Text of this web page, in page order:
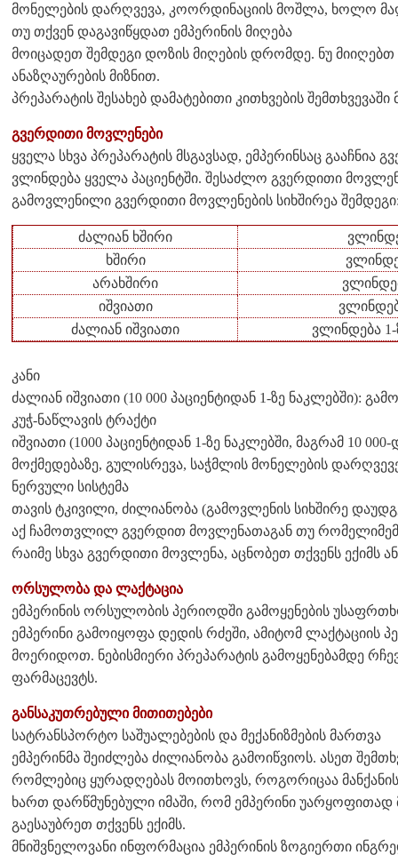
მონელების დარღვევა, კოორდინაციის მოშლა, ხოლო
თუ თქვენ დაგავიწყდათ ემპერინის მიღება
მოიცადეთ შემდეგი დოზის მიღების დრომდე. ნუ
ანაზღაურების მიზნით.
პრეპარატის შესახებ დამატებითი კითხვების
გვერდითი მოვლენები
ყველა სხვა პრეპარატის მსგავსად, ემპერინსაც გააჩნია
ვლინდება ყველა პაციენტში. შესაძლო გვერდითი
გამოვლენილი გვერდითი მოვლენების სიხშირეა
ძალიან ხშირი
ხშირი
არახშირი
იშვიათი
ძალიან იშვიათი
ვლინდება 1-
კანი
ძალიან იშვიათი (10 000 პაციენტიდან 1-ზე ნაკლებში):
კუჭ-ნაწლავის ტრაქტი
იშვიათი (1000 პაციენტიდან 1-ზე ნაკლებში, მაგრამ 10
მოქმედებაზე, გულისრევა, საჭმლის მონელების
ნერვული სისტემა
თავის ტკივილი, ძილიანობა (გამოვლენის სიხშირე
აქ ჩამოთვლილ გვერდით მოვლენათაგან თუ რომელიმემ
რაიმე სხვა გვერდითი მოვლენა, აცნობეთ თქვენს ექიმს
ორსულობა და ლაქტაცია
ემპერინის ორსულობის პერიოდში გამოყენების
ემპერინი გამოიყოფა დედის რძეში, ამიტომ ლაქტაციის
მოერიდოთ. ნებისმიერი პრეპარატის გამოყენებამდე
ფარმაცევტს.
განსაკუთრებული მითითებები
სატრანსპორტო საშუალებების და მექანიზმების მართვა
ემპერინმა შეიძლება ძილიანობა გამოიწვიოს. ასეთ
რომლებიც ყურადღებას მოითხოვს, როგორიცაა
ხართ დარწმუნებული იმაში, რომ ემპერინი უარყოფითად
გაესაუბრეთ თქვენს ექიმს.
მნიშვნელოვანი ინფორმაცია ემპერინის ზოგიერთი